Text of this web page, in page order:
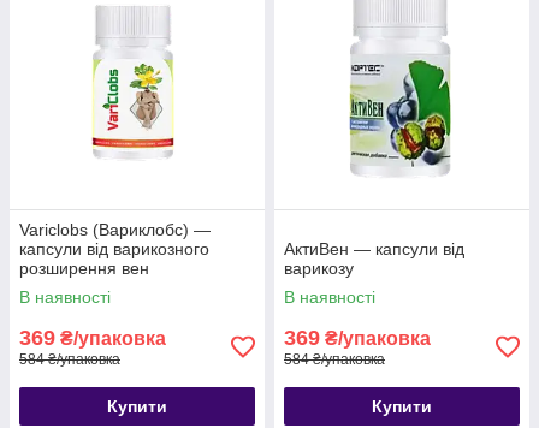
Variclobs (Вариклобс) —
капсули від варикозного
розширення вен
В наявності
369 ₴/упаковка
584 ₴/упаковка
Купити
АктиВен — капсули від
варикозу
В наявності
369 ₴/упаковка
584 ₴/упаковка
Купити